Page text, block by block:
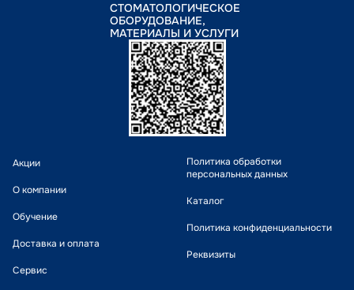
СТОМАТОЛОГИЧЕСКОЕ
ОБОРУДОВАНИЕ,
МАТЕРИАЛЫ И УСЛУГИ
Акции
О компании
Обучение
Доставка и оплата
Сервис
Политика обработки
персональных данных
Каталог
Политика конфиденциальности
Реквизиты